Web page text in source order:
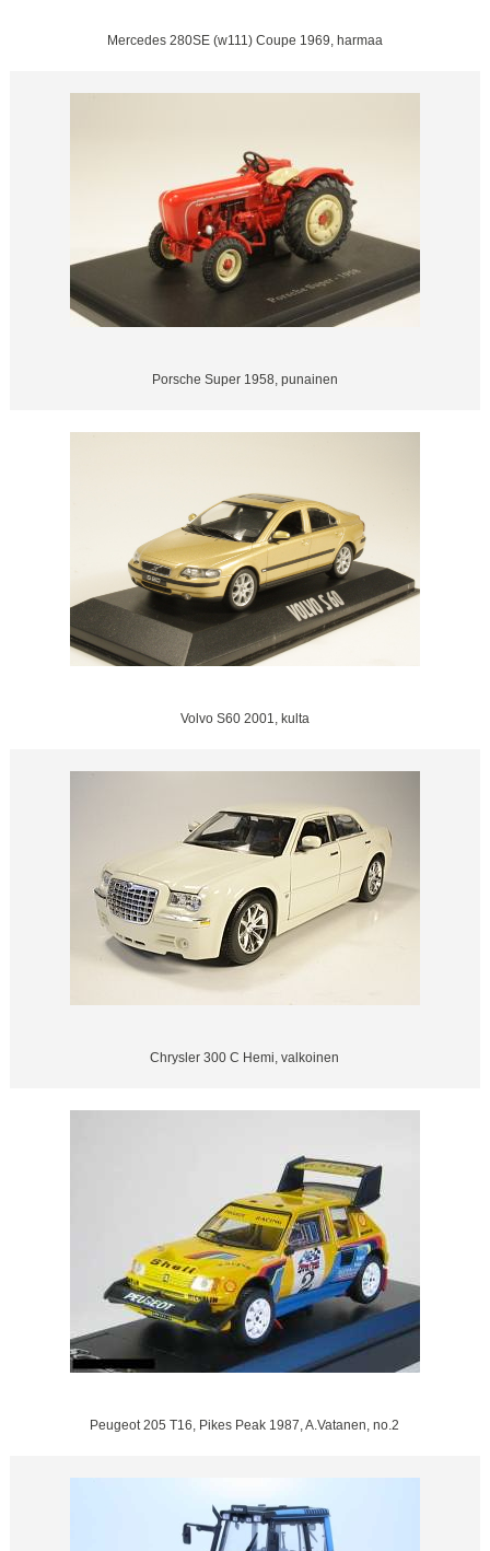
Mercedes 280SE (w111) Coupe 1969, harmaa
Porsche Super 1958, punainen
Volvo S60 2001, kulta
Chrysler 300 C Hemi, valkoinen
Peugeot 205 T16, Pikes Peak 1987, A.Vatanen, no.2